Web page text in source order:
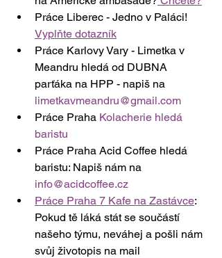
Práce Liberec - Jedno v Paláci!
Vyplňte dotazník
Práce Karlovy Vary - Limetka v
Meandru hledá od DUBNA
parťáka na HPP - napiš na
limetkavmeandru@gmail.com
Práce Praha Kolacherie hledá
baristu
Práce Praha Acid Coffee hledá
baristu: Napiš nám na
info@acidcoffee.cz
Práce Praha 7 Kafe na Zastávce:
Pokud tě láká stát se součástí
našeho týmu, neváhej a pošli nám
svůj životopis na mail